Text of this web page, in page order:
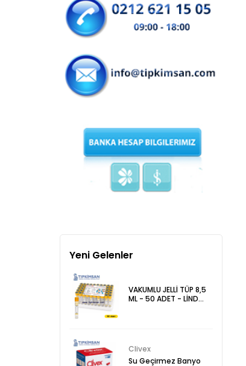
Yeni Gelenler
VAKUMLU JELLİ TÜP 8,5
ML - 50 ADET - LİND
Clivex
Su Geçirmez Banyo